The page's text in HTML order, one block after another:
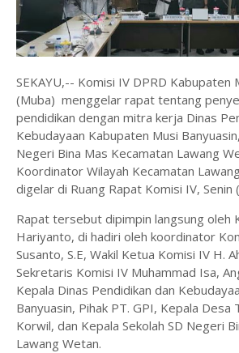
SEKAYU,-- Komisi IV DPRD Kabupaten
(Muba) menggelar rapat tentang
pendidikan dengan mitra kerja Dinas
Kebudayaan Kabupaten Musi
Negeri Bina Mas Kecamatan Lawang
Koordinator Wilayah Kecamatan
digelar di Ruang Rapat Komisi IV,
Rapat tersebut dipimpin langsung oleh
Hariyanto, di hadiri oleh koordinator
Susanto, S.E, Wakil Ketua Komisi IV H.
Sekretaris Komisi IV Muhammad Isa,
Kepala Dinas Pendidikan dan
Banyuasin, Pihak PT. GPI, Kepala Desa
Korwil, dan Kepala Sekolah SD Negeri
Lawang Wetan.